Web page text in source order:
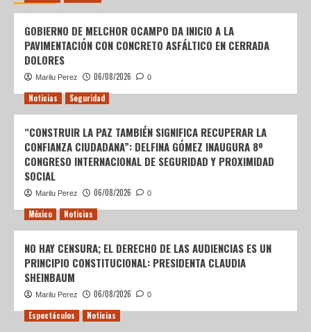
GOBIERNO DE MELCHOR OCAMPO DA INICIO A LA
PAVIMENTACIÓN CON CONCRETO ASFÁLTICO EN CERRADA
DOLORES
Marilu Perez 06/08/2026 0
Noticias Seguridad
“CONSTRUIR LA PAZ TAMBIÉN SIGNIFICA RECUPERAR LA
CONFIANZA CIUDADANA”: DELFINA GÓMEZ INAUGURA 8º
CONGRESO INTERNACIONAL DE SEGURIDAD Y PROXIMIDAD
SOCIAL
Marilu Perez 06/08/2026 0
México Noticias
NO HAY CENSURA; EL DERECHO DE LAS AUDIENCIAS ES UN
PRINCIPIO CONSTITUCIONAL: PRESIDENTA CLAUDIA
SHEINBAUM
Marilu Perez 06/08/2026 0
Espectáculos Noticias